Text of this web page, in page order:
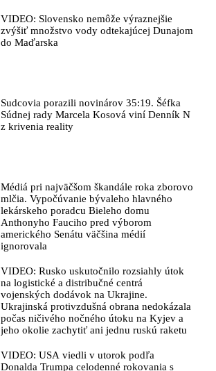
zháňali energie pre Ukrajinu na zimu. Putin
vraj bude mobilizovať a vojna sa do zimy
pravdepodobne neskončí
VIDEO: Slovensko nemôže výraznejšie
zvýšiť množstvo vody odtekajúcej Dunajom
do Maďarska
Sudcovia porazili novinárov 35:19. Šéfka
Súdnej rady Marcela Kosová viní Denník N
z krivenia reality
Médiá pri najväčšom škandále roka zborovo
mlčia. Vypočúvanie bývaleho hlavného
lekárskeho poradcu Bieleho domu
Anthonyho Fauciho pred výborom
amerického Senátu väčšina médií
ignorovala
VIDEO: Rusko uskutočnilo rozsiahly útok
na logistické a distribučné centrá
vojenských dodávok na Ukrajine.
Ukrajinská protivzdušná obrana nedokázala
počas ničivého nočného útoku na Kyjev a
jeho okolie zachytiť ani jednu ruskú raketu
VIDEO: USA viedli v utorok podľa
Donalda Trumpa celodenné rokovania s